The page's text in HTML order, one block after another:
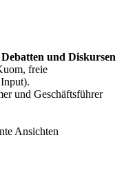
und Diskursen
freie
und Geschäftsführer
Ansichten